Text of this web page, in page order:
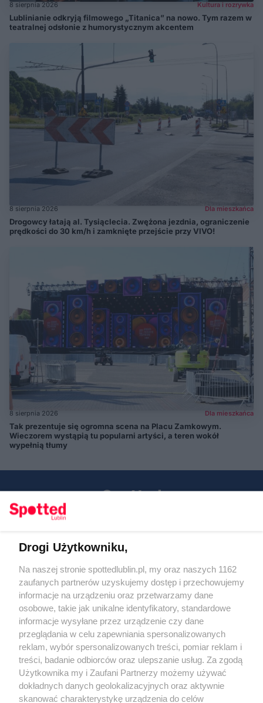
8 sierpnia 2026 Kultura i rozrywka
Lublinianie odkryją filmowego „Titanica” na nowo. Tym razem w
teatralnej odsłonie z humorystycznym akcentem
8 sierpnia 2026 Dla mieszkańca
Drogowcy łatają al. Tysiąclecia. Zwężona jezdnia, ograniczenie
prędkości do 30 km/h i zamknięte przejście przy VIVO!
8 sierpnia 2026 Dla mieszkańca
Tak prezentuje się ogromna scena na Placu Zamkowym.
Wieczorem wystąpią tu popularni artyści, a teren wokół
wypełnią tłumy
KATEGORIE
OGŁOSZENIA
WYDARZENIA
Regulamin
Polityka prywatności
RODO
Warunki korzystania z treści
Drogi Użytkowniku,
Na naszej stronie spottedlublin.pl, my oraz naszych 1162
zaufanych partnerów uzyskujemy dostęp i przechowujemy
informacje na urządzeniu oraz przetwarzamy dane
osobowe, takie jak unikalne identyfikatory, standardowe
informacje wysyłane przez urządzenie czy dane
przeglądania w celu zapewniania spersonalizowanych
reklam, wybór spersonalizowanych treści, pomiar reklam i
treści, badanie odbiorców oraz ulepszanie usług. Za zgodą
Użytkownika my i Zaufani Partnerzy możemy używać
dokładnych danych geolokalizacyjnych oraz aktywnie
skanować charakterystykę urządzenia do celów